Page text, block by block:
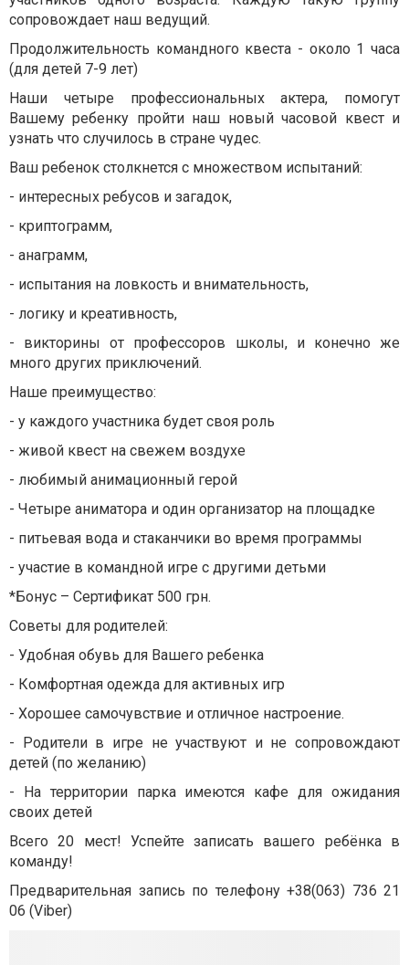
сопровождает наш ведущий.
Продолжительность командного квеста - около 1 часа
(для детей 7-9 лет)
Наши четыре профессиональных актера, помогут
Вашему ребенку пройти наш новый часовой квест и
узнать что случилось в стране чудес.
Ваш ребенок столкнется с множеством испытаний:
- интересных ребусов и загадок,
- криптограмм,
- анаграмм,
- испытания на ловкость и внимательность,
- логику и креативность,
- викторины от профессоров школы, и конечно же
много других приключений.
Наше преимущество:
- у каждого участника будет своя роль
- живой квест на свежем воздухе
- любимый анимационный герой
- Четыре аниматора и один организатор на площадке
- питьевая вода и стаканчики во время программы
- участие в командной игре с другими детьми
*Бонус – Сертификат 500 грн.
Советы для родителей:
- Удобная обувь для Вашего ребенка
- Комфортная одежда для активных игр
- Хорошее самочувствие и отличное настроение.
- Родители в игре не участвуют и не сопровождают
детей (по желанию)
- На территории парка имеются кафе для ожидания
своих детей
Всего 20 мест! Успейте записать вашего ребёнка в
команду!
Предварительная запись по телефону +38(063) 736 21
06 (Viber)